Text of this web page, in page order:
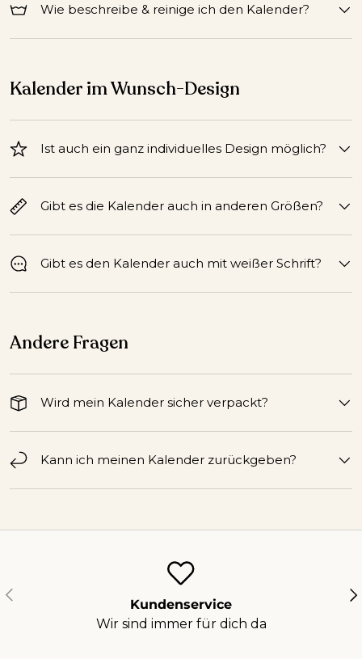
Wie beschreibe & reinige ich den Kalender?
Kalender im Wunsch-Design
Ist auch ein ganz individuelles Design möglich?
Gibt es die Kalender auch in anderen Größen?
Gibt es den Kalender auch mit weißer Schrift?
Andere Fragen
Wird mein Kalender sicher verpackt?
Kann ich meinen Kalender zurückgeben?
Vorherige
Kundenservice
Wir sind immer für dich da